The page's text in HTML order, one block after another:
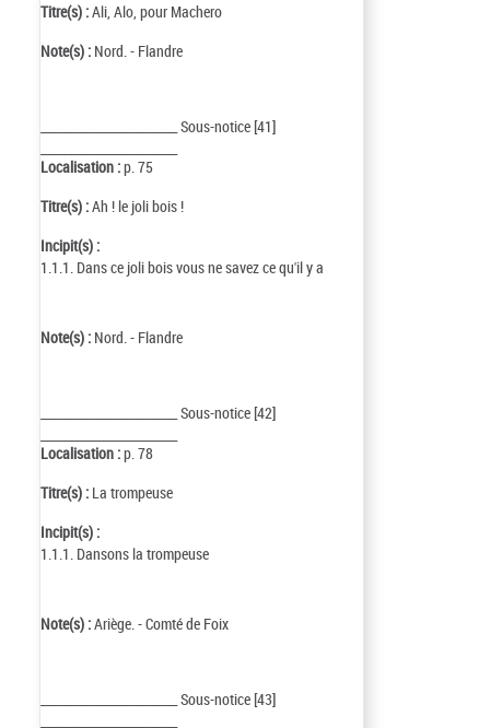
Titre(s) :Ali, Alo, pour Machero
Note(s) : Nord. - Flandre
_________________________ Sous-notice [41]
Localisation :p. 75
Titre(s) :Ah ! le joli bois !
Incipit(s) :
1.1.1. Dans ce joli bois vous ne savez ce qu'il y a
Note(s) : Nord. - Flandre
_________________________ Sous-notice [42]
Localisation :p. 78
Titre(s) : La trompeuse
Incipit(s) :
1.1.1. Dansons la trompeuse
Note(s) :Ariège. - Comté de Foix
_________________________ Sous-notice [43]